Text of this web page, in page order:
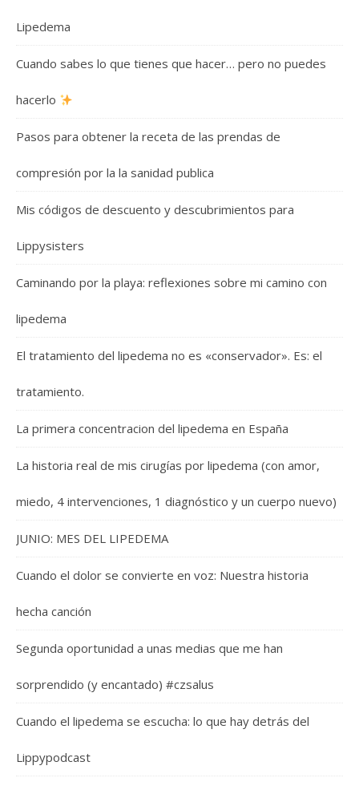
Lipedema
Cuando sabes lo que tienes que hacer… pero no puedes
hacerlo
Pasos para obtener la receta de las prendas de
compresión por la la sanidad publica
Mis códigos de descuento y descubrimientos para
Lippysisters
Caminando por la playa: reflexiones sobre mi camino con
lipedema
El tratamiento del lipedema no es «conservador». Es: el
tratamiento.
La primera concentracion del lipedema en España
La historia real de mis cirugías por lipedema (con amor,
miedo, 4 intervenciones, 1 diagnóstico y un cuerpo nuevo)
JUNIO: MES DEL LIPEDEMA
Cuando el dolor se convierte en voz: Nuestra historia
hecha canción
Segunda oportunidad a unas medias que me han
sorprendido (y encantado) #czsalus
Cuando el lipedema se escucha: lo que hay detrás del
Lippypodcast